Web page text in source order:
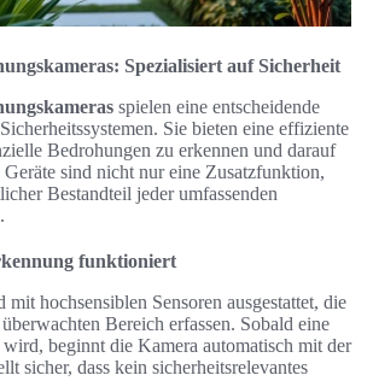
Spezialisiert auf Sicherheit
spielen eine entscheidende
Sie bieten eine effiziente
Bedrohungen zu erkennen und darauf
Geräte sind nicht nur eine Zusatzfunktion,
Bestandteil jeder umfassenden
funktioniert
mit hochsensiblen Sensoren ausgestattet, die
Bereich erfassen. Sobald eine
beginnt die Kamera automatisch mit der
sicher, dass kein sicherheitsrelevantes